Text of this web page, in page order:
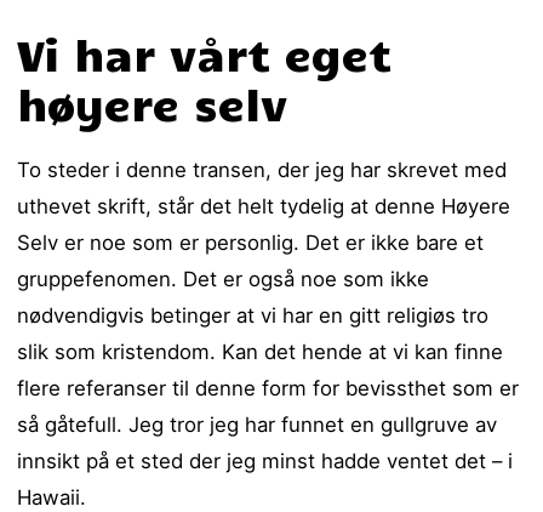
Vi har vårt eget
høyere selv
To steder i denne transen, der jeg har skrevet med
uthevet skrift, står det helt tydelig at denne Høyere
Selv er noe som er personlig. Det er ikke bare et
gruppefenomen. Det er også noe som ikke
nødvendigvis betinger at vi har en gitt religiøs tro
slik som kristendom. Kan det hende at vi kan finne
flere referanser til denne form for bevissthet som er
så gåtefull. Jeg tror jeg har funnet en gullgruve av
innsikt på et sted der jeg minst hadde ventet det – i
Hawaii.